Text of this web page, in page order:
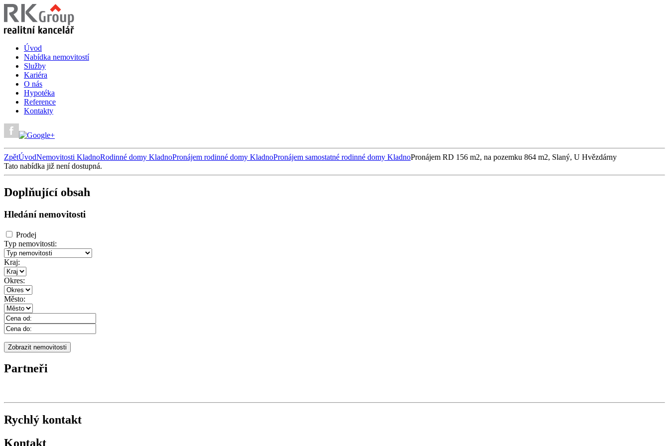
Úvod
Nabídka nemovitostí
Služby
Kariéra
O nás
Hypotéka
Reference
Kontakty
ZpětÚvodNemovitosti KladnoRodinné domy KladnoPronájem rodinné domy KladnoPronájem samostatné rodinné domy KladnoPronájem RD 156 m2, na pozemku 864 m2, Slaný, U Hvězdárny
Tato nabídka již není dostupná.
Doplňující obsah
Hledání nemovitosti
Prodej
Typ nemovitosti:
Kraj:
Okres:
Město:
Partneři
Rychlý kontakt
Kontakt